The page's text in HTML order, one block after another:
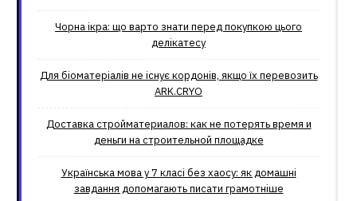
Чорна ікра: що варто знати перед покупкою цього
делікатесу
Для біоматеріалів не існує кордонів, якщо їх перевозить
ARK.CRYO
Доставка стройматериалов: как не потерять время и
деньги на строительной площадке
Українська мова у 7 класі без хаосу: як домашні
завдання допомагають писати грамотніше